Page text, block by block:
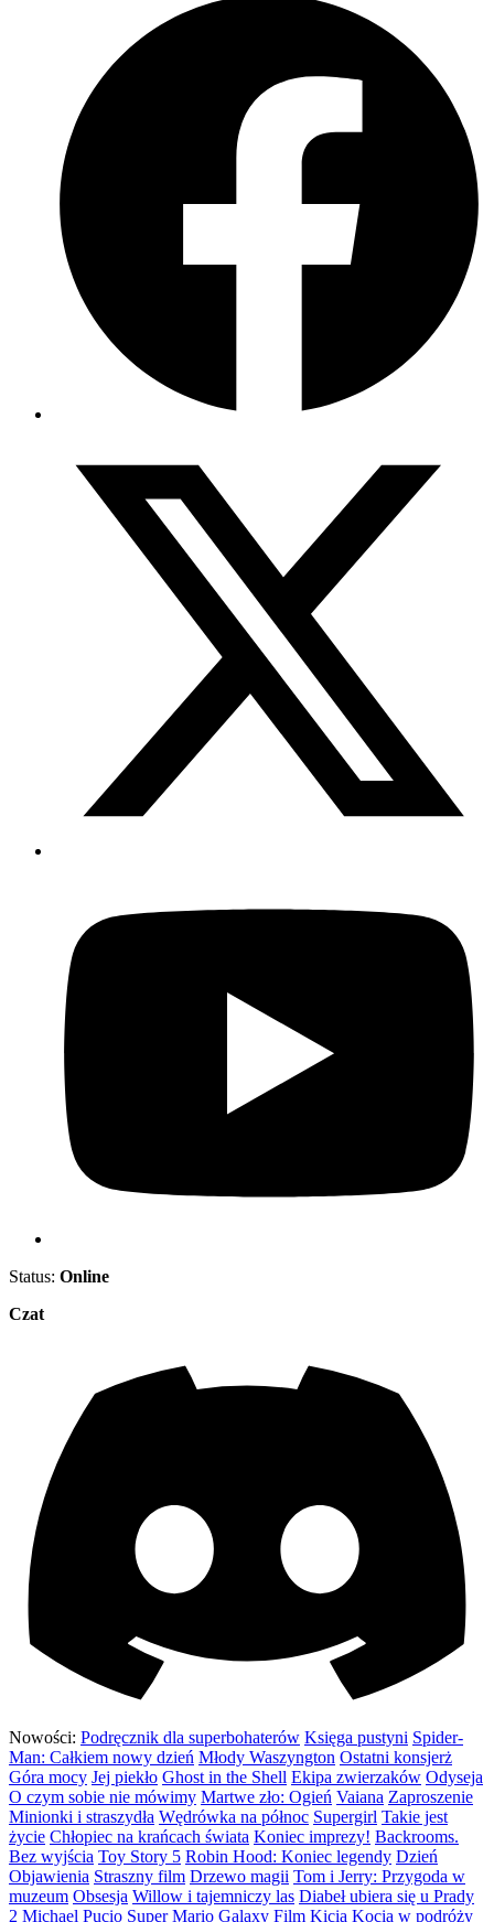
Status: Online
Czat
Nowości: Podręcznik dla superbohaterów Księga pustyni Spider-
Man: Całkiem nowy dzień Młody Waszyngton Ostatni konsjerż
Góra mocy Jej piekło Ghost in the Shell Ekipa zwierzaków Odyseja
O czym sobie nie mówimy Martwe zło: Ogień Vaiana Zaproszenie
Minionki i straszydła Wędrówka na północ Supergirl Takie jest
życie Chłopiec na krańcach świata Koniec imprezy! Backrooms.
Bez wyjścia Toy Story 5 Robin Hood: Koniec legendy Dzień
Objawienia Straszny film Drzewo magii Tom i Jerry: Przygoda w
muzeum Obsesja Willow i tajemniczy las Diabeł ubiera się u Prady
2 Michael Pucio Super Mario Galaxy Film Kicia Kocia w podróży